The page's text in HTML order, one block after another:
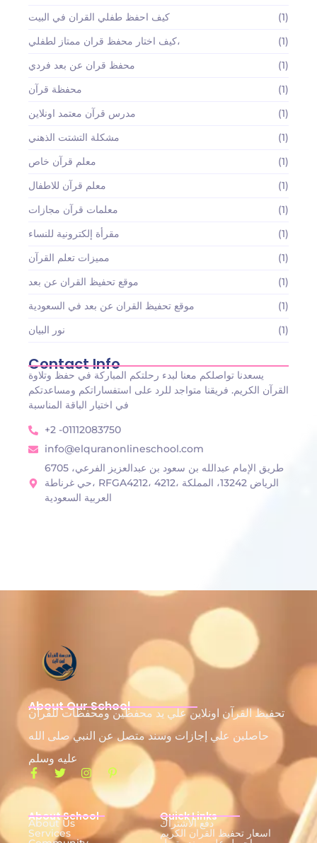
كيف احفظ طفلي القران في البيت
(1)
كيف اختار محفظ قران ممتاز لطفلي،
(1)
محفظ قران عن بعد فردي
(1)
محفظة قرآن
(1)
مدرس قرآن معتمد اونلاين
(1)
مشكلة التشتت الذهني
(1)
معلم قرآن خاص
(1)
معلم قرآن للاطفال
(1)
معلمات قرآن مجازات
(1)
مقرأة إلكترونية للنساء
(1)
مميزات تعلم القرآن
(1)
موقع تحفيظ القران عن بعد
(1)
موقع تحفيظ القران عن بعد في السعودية
(1)
نور البيان
(1)
Contact Info
يسعدنا تواصلكم معنا لبدء رحلتكم المباركة في حفظ وتلاوة
القرآن الكريم. فريقنا متواجد للرد على استفساراتكم ومساعدتكم
في اختيار الباقة المناسبة
+2 -01112083750
info@elquranonlineschool.com
6705 طريق الإمام عبدالله بن سعود بن عبدالعزيز الفرعي،
حي غرناطة، RFGA4212، 4212، الرياض 13242، المملكة
العربية السعودية
About Our School
تحفيظ القرآن اونلاين علي يد محفظين ومحفظات للقرآن
حاصلين علي إجازات وسند متصل عن النبي صلى الله
عليه وسلم
About School
About Us
Services
Quick Links
دفع الاشتراك
اسعار تحفيظ القران الكريم